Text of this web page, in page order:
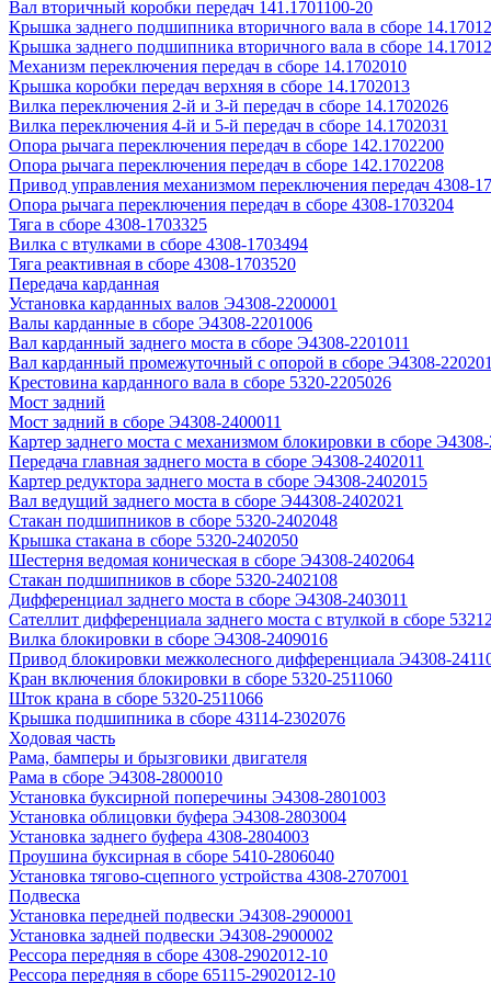
Вал вторичный коробки передач 141.1701100-20
Крышка заднего подшипника вторичного вала в сборе
Крышка заднего подшипника вторичного вала в сборе
Механизм переключения передач в сборе 14.1702010
Крышка коробки передач верхняя в сборе 14.1702013
Вилка переключения 2-й и 3-й передач в сборе 14.1702026
Вилка переключения 4-й и 5-й передач в сборе 14.1702031
Опора рычага переключения передач в сборе 142.1702200
Опора рычага переключения передач в сборе 142.1702208
Привод управления механизмом переключения передач 4308-
Опора рычага переключения передач в сборе 4308-1703204
Тяга в сборе 4308-1703325
Вилка с втулками в сборе 4308-1703494
Тяга реактивная в сборе 4308-1703520
Передача карданная
Установка карданных валов Э4308-2200001
Валы карданные в сборе Э4308-2201006
Вал карданный заднего моста в сборе Э4308-2201011
Вал карданный промежуточный с опорой в сборе Э4308-
Крестовина карданного вала в сборе 5320-2205026
Мост задний
Мост задний в сборе Э4308-2400011
Картер заднего моста с механизмом блокировки в сборе
Передача главная заднего моста в сборе Э4308-2402011
Картер редуктора заднего моста в сборе Э4308-2402015
Вал ведущий заднего моста в сборе Э44308-2402021
Стакан подшипников в сборе 5320-2402048
Крышка стакана в сборе 5320-2402050
Шестерня ведомая коническая в сборе Э4308-2402064
Стакан подшипников в сборе 5320-2402108
Дифференциал заднего моста в сборе Э4308-2403011
Сателлит дифференциала заднего моста с втулкой в сборе
Вилка блокировки в сборе Э4308-2409016
Привод блокировки межколесного дифференциала Э4308-
Кран включения блокировки в сборе 5320-2511060
Шток крана в сборе 5320-2511066
Крышка подшипника в сборе 43114-2302076
Ходовая часть
Рама, бамперы и брызговики двигателя
Рама в сборе Э4308-2800010
Установка буксирной поперечины Э4308-2801003
Установка облицовки буфера Э4308-2803004
Установка заднего буфера 4308-2804003
Проушина буксирная в сборе 5410-2806040
Установка тягово-сцепного устройства 4308-2707001
Подвеска
Установка передней подвески Э4308-2900001
Установка задней подвески Э4308-2900002
Рессора передняя в сборе 4308-2902012-10
Рессора передняя в сборе 65115-2902012-10